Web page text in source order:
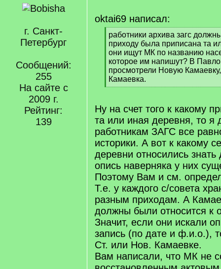
г. Санкт-
Петербург
Сообщений:
255
На сайте с
2009 г.
Рейтинг:
139
oktai69 написал:
[
q
]
работники архива загс
приходу была приписана та
они ищут МК по названию
которое им напишут? В
просмотрели Новую
Камаевка.
[
q
]
Ну на счет того к какому
та или иная деревня, то я
работникам ЗАГС все
историки. А вот к какому
деревни относились
опись наверняка у них
Поэтому Вам и см.
Т.е. у каждого с/совета
разным приходам. А
должны были относится к
Значит, если они искали
запись (по дате и ф.и.о.),
Ст. или Нов. Камаевке.
Вам написали, что МК не